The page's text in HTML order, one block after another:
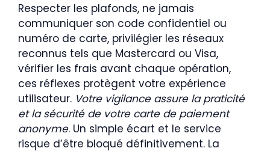
Respecter les plafonds, ne jamais
communiquer son code confidentiel ou
numéro de carte, privilégier les réseaux
reconnus tels que Mastercard ou Visa,
vérifier les frais avant chaque opération,
ces réflexes protègent votre expérience
utilisateur. Votre vigilance assure la praticité
et la sécurité de votre carte de paiement
anonyme. Un simple écart et le service
risque d’être bloqué définitivement. La